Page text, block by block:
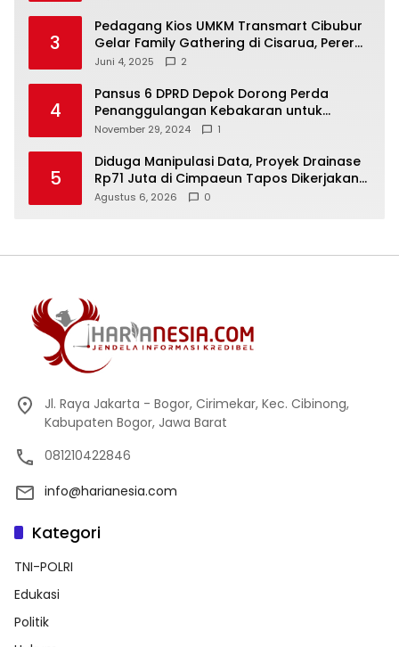
3
Pedagang Kios UMKM Transmart Cibubur
Gelar Family Gathering di Cisarua, Pererat
Silaturahmi dan Kekompakan
Juni 4, 2025 2
4
Pansus 6 DPRD Depok Dorong Perda
Penanggulangan Kebakaran untuk
Keselamatan Warga
November 29, 2024 1
5
Diduga Manipulasi Data, Proyek Drainase
Rp71 Juta di Cimpaeun Tapos Dikerjakan
Kontraktor Bukan Pokmas
Agustus 6, 2026 0
Jl. Raya Jakarta - Bogor, Cirimekar, Kec. Cibinong,
Kabupaten Bogor, Jawa Barat
081210422846
info@harianesia.com
Kategori
TNI-POLRI
Edukasi
Politik